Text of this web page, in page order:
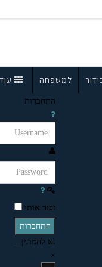
למשפחה עוד
התחברות
זכור אותי
התחברות
נא להמתין...
×